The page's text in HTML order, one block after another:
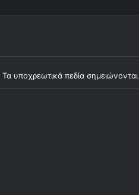
Τα υποχρεωτικά πεδία